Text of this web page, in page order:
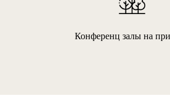
Конференц залы на